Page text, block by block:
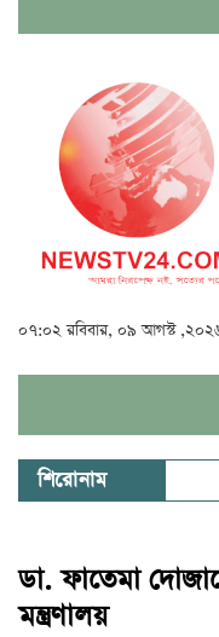
০৭:০২ রবিবার, ০৯ আগস্ট
শিরোনাম
ডা. ফাতেমা
মন্ত্রণালয়